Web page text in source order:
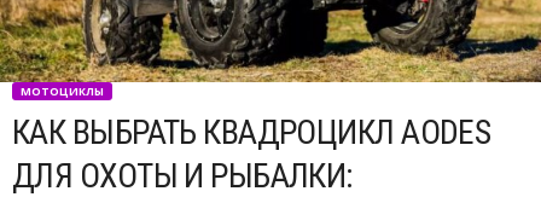
МОТОЦИКЛЫ
КАК ВЫБРАТЬ КВАДРОЦИКЛ AODES
ДЛЯ ОХОТЫ И РЫБАЛКИ: